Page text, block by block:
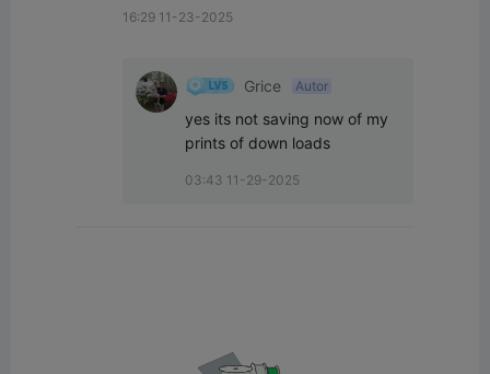
16:29 11-23-2025
Grice Autor
yes its not saving now of my
prints of down loads
03:43 11-29-2025